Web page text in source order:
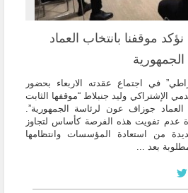
موقفنا بانتخاب العماد
في اجتماع عقدته الاربعاء بحضور
الإشتراكي وليد جنبلاط “موقفها الثابت
العماد جوزاف عون لرئاسة الجمهورية”.
عدم تفويت هذه الفرصة كأساس لتجاوز
من استعادة المؤسسات وانتظامها
بعد ...